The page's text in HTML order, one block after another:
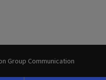
Group Communication